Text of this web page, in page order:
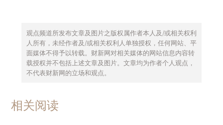
观点频道所发布文章及图片之版权属作者本人及/或相关权利
人所有，未经作者及/或相关权利人单独授权，任何网站、平
面媒体不得予以转载。财新网对相关媒体的网站信息内容转
载授权并不包括上述文章及图片。文章均为作者个人观点，
不代表财新网的立场和观点。
相关阅读